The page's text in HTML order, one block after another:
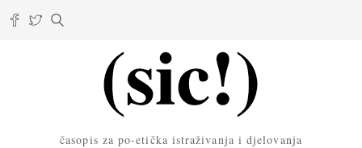
časopis za po-etička istraživanja i djelovanja